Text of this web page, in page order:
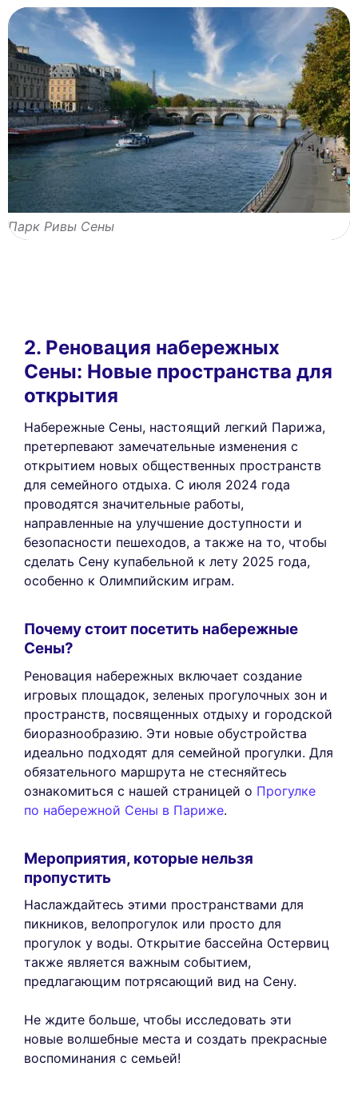
Парк Ривы Сены
2. Реновация набережных
Сены: Новые пространства для
открытия
Набережные Сены, настоящий легкий Парижа,
претерпевают замечательные изменения с
открытием новых общественных пространств
для семейного отдыха. С июля 2024 года
проводятся значительные работы,
направленные на улучшение доступности и
безопасности пешеходов, а также на то, чтобы
сделать Сену купабельной к лету 2025 года,
особенно к Олимпийским играм.
Почему стоит посетить набережные
Сены?
Реновация набережных включает создание
игровых площадок, зеленых прогулочных зон и
пространств, посвященных отдыху и городской
биоразнообразию. Эти новые обустройства
идеально подходят для семейной прогулки. Для
обязательного маршрута не стесняйтесь
ознакомиться с нашей страницей о Прогулке
по набережной Сены в Париже.
Мероприятия, которые нельзя
пропустить
Наслаждайтесь этими пространствами для
пикников, велопрогулок или просто для
прогулок у воды. Открытие бассейна Остервиц
также является важным событием,
предлагающим потрясающий вид на Сену.
Не ждите больше, чтобы исследовать эти
новые волшебные места и создать прекрасные
воспоминания с семьей!